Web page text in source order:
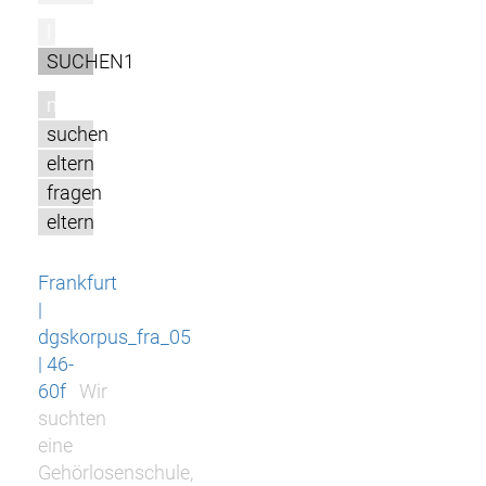
SUCHEN1
m
suchen
eltern
fragen
eltern
Frankfurt
|
dgskorpus_fra_05
| 46-
60f
Wir
suchten
eine
Gehörlosenschule,